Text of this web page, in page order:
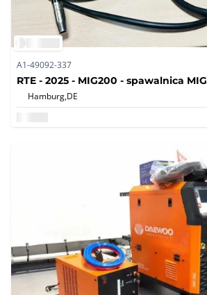
A1-49092-337
RTE - 2025 - MIG200 - spawalnica MIG
Hamburg,DE